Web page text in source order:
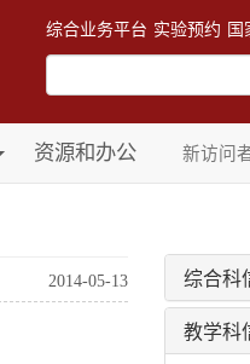
综合业务平台 实验预约
资源和办公 新访问
2014-05-13
综合科
教学科